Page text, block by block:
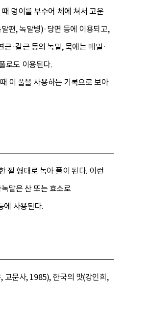
덩이를 부수어 체에 쳐서 고운
편, 녹말병)·당면 등에 이용되고,
·갈근 등의 녹말, 묵에는 메밀·
로도 이용된다.
이 풀을 사용하는 기록으로 보아
젤 형태로 녹아 풀이 된다. 이런
말은 산 또는 효소로
에 사용된다.
문사, 1985), 한국의 맛(강인희,